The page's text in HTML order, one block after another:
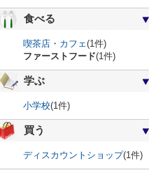
食べる
喫茶店・カフェ(1件)
ファーストフード(1件)
学ぶ
小学校(1件)
買う
ディスカウントショップ(1件)